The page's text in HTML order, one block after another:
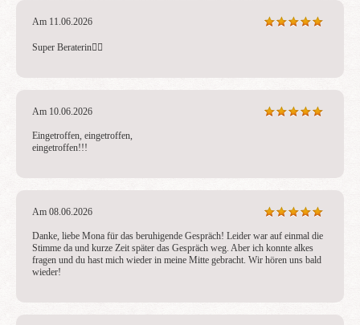
Am 11.06.2026
Super Beraterin❤️‍🔥
Am 10.06.2026
Eingetroffen, eingetroffen,
eingetroffen!!!
Am 08.06.2026
Danke, liebe Mona für das beruhigende Gespräch! Leider war auf einmal die
Stimme da und kurze Zeit später das Gespräch weg. Aber ich konnte alkes
fragen und du hast mich wieder in meine Mitte gebracht. Wir hören uns bald
wieder!